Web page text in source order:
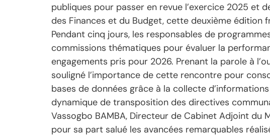
publiques pour passer en revue l’exercice 2025 et
des Finances et du Budget, cette deuxième édition
Pendant cinq jours, les responsables de
commissions thématiques pour évaluer la
engagements pris pour 2026. Prenant la parole à
souligné l’importance de cette rencontre pour
bases de données grâce à la collecte
dynamique de transposition des directives
Vassogbo BAMBA, Directeur de Cabinet Adjoint du
pour sa part salué les avancées remarquables